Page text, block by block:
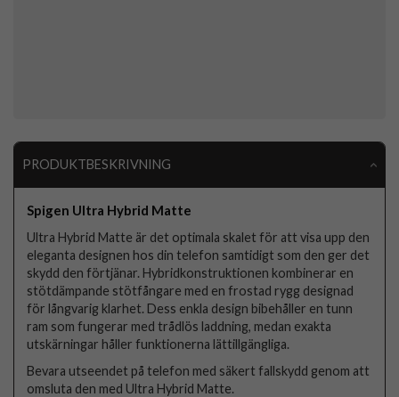
PRODUKTBESKRIVNING
Spigen Ultra Hybrid Matte
Ultra Hybrid Matte är det optimala skalet för att visa upp den
eleganta designen hos din telefon samtidigt som den ger det
skydd den förtjänar. Hybridkonstruktionen kombinerar en
stötdämpande stötfångare med en frostad rygg designad
för långvarig klarhet. Dess enkla design bibehåller en tunn
ram som fungerar med trådlös laddning, medan exakta
utskärningar håller funktionerna lättillgängliga.
Bevara utseendet på telefon med säkert fallskydd genom att
omsluta den med Ultra Hybrid Matte.